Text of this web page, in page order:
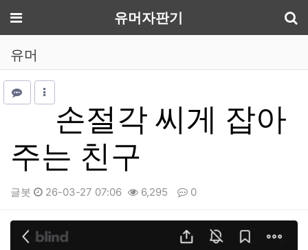
메뉴 유머자판기
유머
손절각 씨게 잡아
주는 친구
글봇 26-03-27 07:06 6,295 0
본문